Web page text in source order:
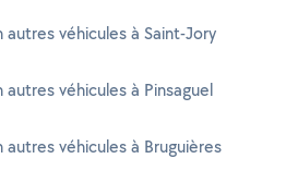
véhicules à Saint-Jory
véhicules à Pinsaguel
véhicules à Bruguières